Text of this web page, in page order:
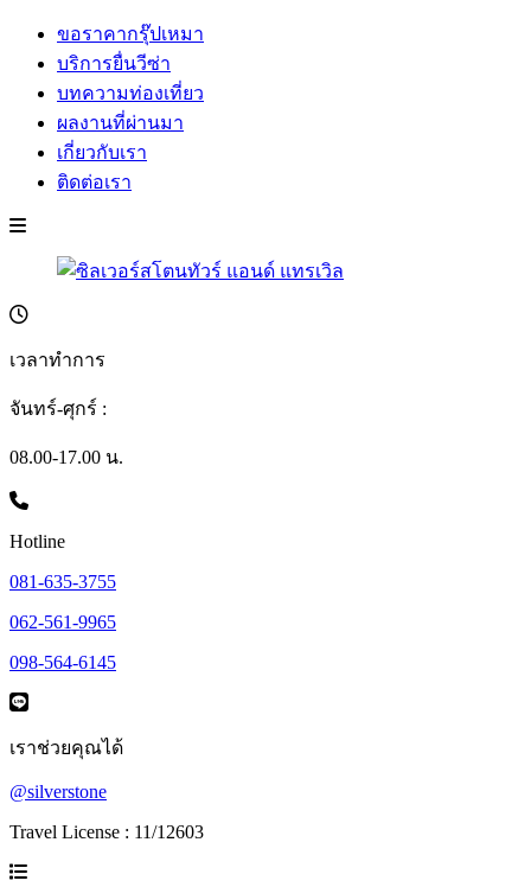
ขอราคากรุ๊ปเหมา
บริการยื่นวีซ่า
บทความท่องเที่ยว
ผลงานที่ผ่านมา
เกี่ยวกับเรา
ติดต่อเรา
เวลาทำการ
จันทร์-ศุกร์ :
08.00-17.00 น.
Hotline
081-635-3755
062-561-9965
098-564-6145
เราช่วยคุณได้
@silverstone
Travel License : 11/12603